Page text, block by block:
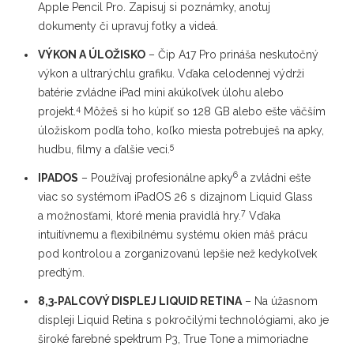
Apple Pencil Pro. Zapisuj si poznámky, anotuj
dokumenty či upravuj fotky a videá.
VÝKON A ÚLOŽISKO – Čip A17 Pro prináša neskutočný
výkon a ultrarýchlu grafiku. Vďaka celodennej výdrži
batérie zvládne iPad mini akúkoľvek úlohu alebo
projekt. 4 Môžeš si ho kúpiť so 128 GB alebo ešte väčším
úložiskom podľa toho, koľko miesta potrebuješ na apky,
hudbu, filmy a ďalšie veci. 5
IPADOS – Používaj profesionálne apky6 a zvládni ešte
viac so systémom iPadOS 26 s dizajnom Liquid Glass
a možnosťami, ktoré menia pravidlá hry.7 Vďaka
intuitívnemu a flexibilnému systému okien máš prácu
pod kontrolou a zorganizovanú lepšie než kedykoľvek
predtým.
8,3‑PALCOVÝ DISPLEJ LIQUID RETINA – Na úžasnom
displeji Liquid Retina s pokročilými technológiami, ako je
široké farebné spektrum P3, True Tone a mimoriadne